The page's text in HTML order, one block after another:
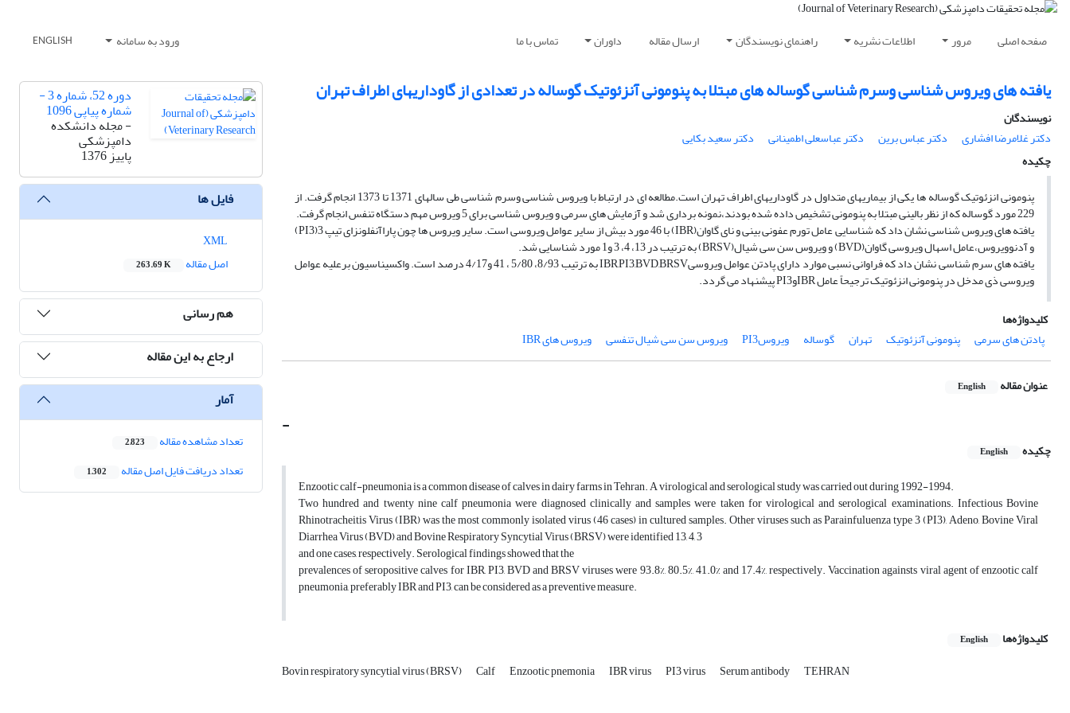
صفحه اصلی مرور اطلاعات نشریه راهنمای نویسندگان ارسال مقاله داوران تماس با ما ورود به سامانه ENGLISH
یافته های ویروس شناسی وسرم شناسی گوساله های مبتلا به پنومونی آنزئوتیک گوساله در تعدادی از گاوداریهای اطراف تهران
نویسندگان
دکتر غلامرضا افشاری
دکتر عباس برین دکتر عباسعلی اطمینانی
دکتر سعید بکایی
چکیده
پنومونی انزئوتیک گوساله ها یکی از بیماریهای متداول در گاوداریهای اطراف تهران است.مطالعه ای در ارتباط با ویروس شناسی وسرم شناسی طی سالهای 1371 تا 1373 انجام گرفت. از
229 مورد گوساله که از نظر بالینی مبتلا به پنومونی تشخیص داده شده بودند،نمونه برداری شد و آزمایش های سرمی و ویروس شناسی برای 5 ویروس مهم دستگاه تنفس انجام گرفت.
یافته های ویروس شناسی نشان داد که شناسایی عامل تورم عفونی بینی و نای گاوان(IBR) با 46 مورد بیش از سایر عوامل ویروسی است. سایر ویروس ها چون پاراآنفلونزای تیپ 3(PI3)
و آدنوویروس،عامل اسهال ویروسی گاوان(BVD) و ویروس سن سی شیال(BRSV) به ترتیب در 13، 4، 3 و1 مورد شناسایی شد.
یافته های سرم شناسی نشان داد که فراوانی نسبی موارد دارای پادتن عوامل ویروسیIBR,PI3,BVD,BRSV به ترتیب 8/93، 5/80 ، 41 و4/17 درصد است. واکسیناسیون برعلیه عوامل
ویروسی ذی مدخل در پنومونی انزئوتیک ترجیحاً عامل IBRوPI3 پیشنهاد می گردد.
کلیدواژه‌ها
پادتن های سرمی
پنومونی آنزئوتیک تهران گوساله ویروسPI3 ویروس سن سی شیال تنفسی ویروس های IBR
عنوان مقاله English
-
چکیده English
Enzootic calf-pneumonia is a common disease of calves in dairy farms in Tehran. A virological and serological study was carried out during 1992-1994.
Two hundred and twenty nine calf pneumonia were diagnosed clinically and samples were taken for virological and serological examinations. Infectious Bovine
Rhinotracheitis Virus (IBR) was the most commonly isolated virus (46 cases) in cultured samples. Other viruses such as Parainfuluenza type 3 (PI3), Adeno, Bovine Viral
Diarrhea Virus (BVD) and Bovine Respiratory Syncytial Virus (BRSV) were identified 13, 4, 3
and one cases, respectively. Serological findings showed that the
prevalences of seropositive calves for IBR, PI3, BVD and BRSV viruses were 93.8%, 80.5%, 41.0% and 17.4%, respectively. Vaccination againsts viral agent of enzootic calf
pneumonia, preferably IBR and PI3, can be considered as a preventive measure.
کلیدواژه‌ها English
Bovin respiratory syncytial virus (BRSV) Calf Enzootic pnemonia IBR virus PI3 virus Serum antibody TEHRAN
دوره 52، شماره 3 -
شماره پیاپی 1096
- مجله دانشکده
دامپزشکی
پاییز 1376
فایل ها
اصل مقاله
263.69 K
هم رسانی
ارجاع به این مقاله
آمار
تعداد مشاهده مقاله 2,823
تعداد دریافت فایل اصل مقاله 1,302